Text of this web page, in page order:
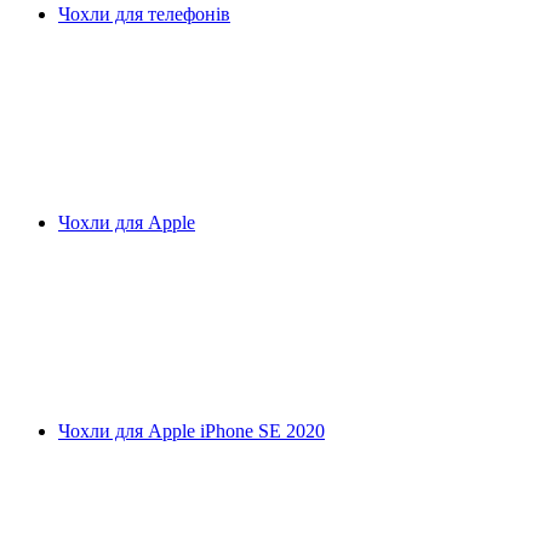
Чохли для телефонів
Чохли для Apple
Чохли для Apple iPhone SE 2020